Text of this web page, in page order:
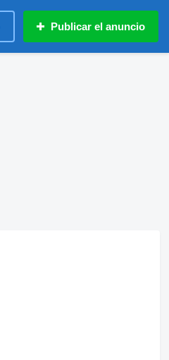
Publicar el anuncio